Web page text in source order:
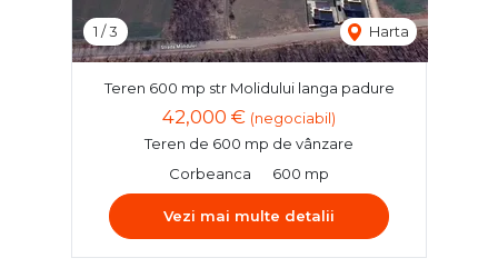
1 /3 Harta
Teren 600 mp str Molidului langa padure
42,000 € (negociabil)
Teren de 600 mp de vânzare
Corbeanca
600 mp
Vezi mai multe detalii